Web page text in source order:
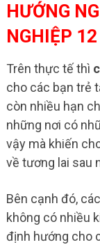
HƯỚNG
NGHIỆP 12
Trên thực tế thì
cho các bạn trẻ
còn nhiều hạn
những nơi có
vậy mà khiến
về tương lai sau
Bên cạnh đó,
không có nhiều
định hướng cho